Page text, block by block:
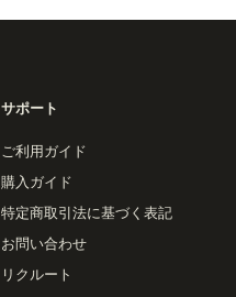
サポート
ご利用ガイド
購入ガイド
特定商取引法に基づく表記
お問い合わせ
リクルート